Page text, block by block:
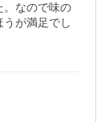
。なので味の
が満足でし